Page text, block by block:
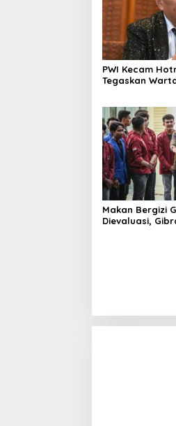
PWI Kecam
Tegaskan
Makan Bergizi
Dievaluasi,